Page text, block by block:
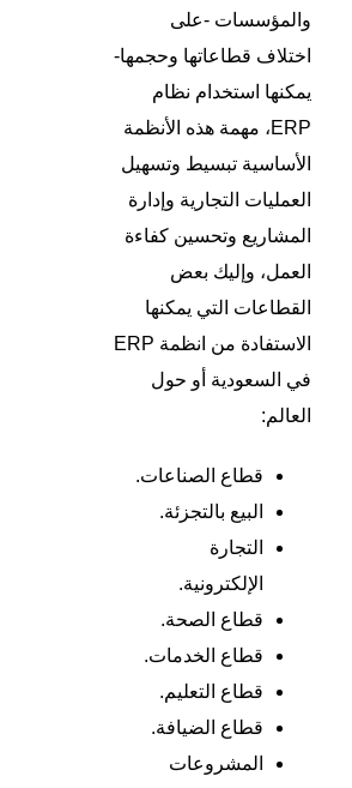
والمؤسسات -على
اختلاف قطاعاتها وحجمها-
يمكنها استخدام نظام
ERP، مهمة هذه الأنظمة
الأساسية تبسيط وتسهيل
العمليات التجارية وإدارة
المشاريع وتحسين كفاءة
العمل، وإليك بعض
القطاعات التي يمكنها
الاستفادة من انظمة ERP
في السعودية أو حول
العالم:
قطاع الصناعات.
البيع بالتجزئة.
التجارة
الإلكترونية.
قطاع الصحة.
قطاع الخدمات.
قطاع التعليم.
قطاع الضيافة.
المشروعات